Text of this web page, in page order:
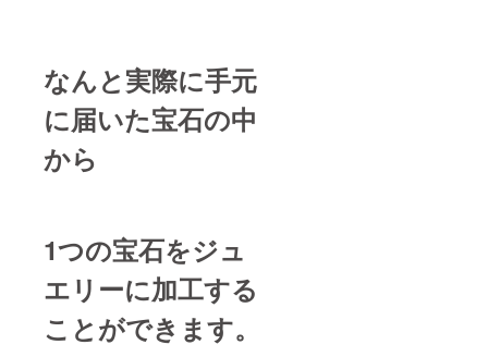
なんと実際に手元
に届いた宝石の中
から
1つの宝石をジュ
エリーに加工する
ことができます。